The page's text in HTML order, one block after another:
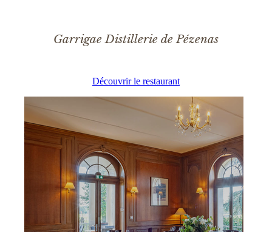
Garrigae Distillerie de Pézenas
Découvrir le restaurant